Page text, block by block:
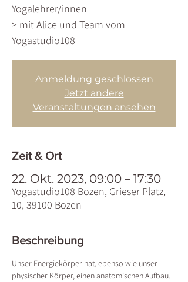
Yogalehrer/innen
> mit Alice und Team vom
Yogastudio108
Anmeldung geschlossen
Jetzt andere
Veranstaltungen ansehen
Zeit & Ort
22. Okt. 2023, 09:00 – 17:30
Yogastudio108 Bozen, Grieser Platz,
10, 39100 Bozen
Beschreibung
Unser Energiekörper hat, ebenso wie unser
physischer Körper, einen anatomischen Aufbau.